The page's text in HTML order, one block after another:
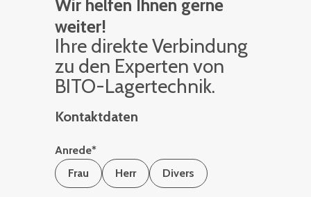
Wir helfen Ihnen gerne
weiter!
Ihre di­rek­te Ver­bin­dung
zu den Ex­per­ten von
BITO-La­ger­tech­nik.
Kontaktdaten
Anrede*
Frau
Herr Divers